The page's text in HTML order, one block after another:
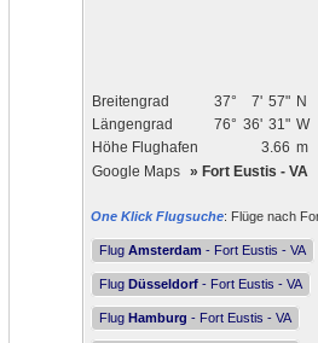
Breitengrad 37° 7' 57" N
Längengrad
76° 36' 31" W
Höhe Flughafen
3.66 m
Google Maps » Fort Eustis - VA
One Klick Flugsuche: Flüge nach
Flug Amsterdam - Fort Eustis - VA
Flug Düsseldorf - Fort Eustis - VA
Flug Hamburg - Fort Eustis - VA